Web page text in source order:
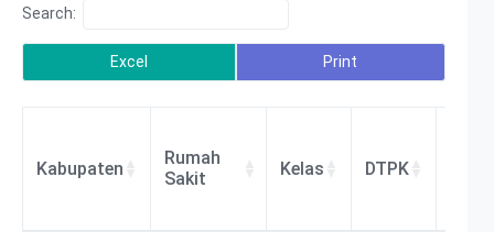
Search:
Excel Print
Kabupaten
Rumah
Sakit
Kelas DTPK